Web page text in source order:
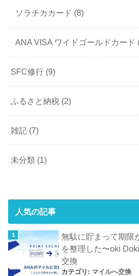
ソラチカカード (8)
ANA VISA ワイドゴールドカード
SFC修行 (9)
ふるさと納税 (2)
雑記 (7)
未分類 (1)
人気の記事
無駄に貯まって期限
を整理した〜oki
交換
カテゴリ: マイルへ交換